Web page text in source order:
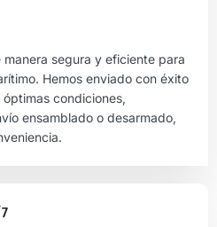
segura y eficiente para
Hemos enviado con éxito
condiciones,
ensamblado o desarmado,